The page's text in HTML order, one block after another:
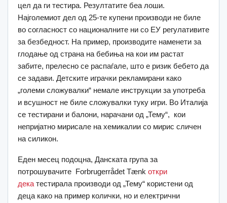
цел да ги тестира. Резултатите беа лоши.
Најголемиот дел од 25-те купени производи не биле
во согласност со националните ни со ЕУ регулативите
за безбедност. На пример, производите наменети за
глодање од страна на бебиња на кои им растат
забите, прелесно се распаѓале, што е ризик бебето да
се задави. Детските играчки рекламирани како
„големи сложувалки“ немале инструкции за употреба
и всушност не биле сложувалки туку игри. Во Италија
се тестирани и балони, нарачани од „Тему“, кои
непријатно мирисале на хемикалии со мирис сличен
на силикон.
Еден месец подоцна, Данската група за
потрошувачите Forbrugerrådet Tænk откри
дека тестирала производи од „Тему“ користени од
деца како на пример колички, но и електрични